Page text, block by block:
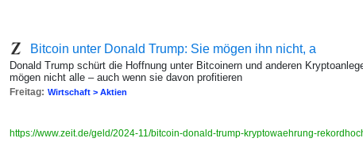
Bitcoin unter Donald Trump: Sie mögen ihn nicht, a
Donald Trump schürt die Hoffnung unter Bitcoinern und anderen
mögen nicht alle – auch wenn sie davon profitieren
Freitag: Wirtschaft > Aktien
https://www.zeit.de/geld/2024-11/bitcoin-donald-trump-kryptowaehrung-